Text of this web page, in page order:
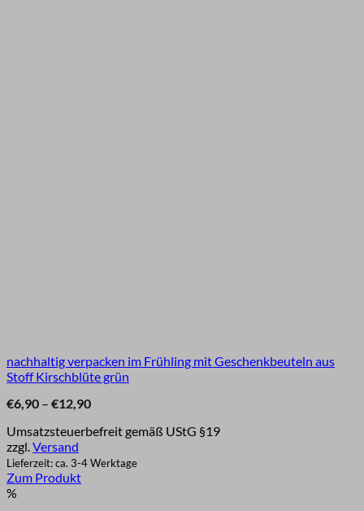
nachhaltig verpacken im Frühling mit Geschenkbeuteln aus
Stoff Kirschblüte grün
€6,90 – €12,90Preisspanne:
bis
€12,90
Umsatzsteuerbefreit gemäß UStG §19
zzgl.Versand
Lieferzeit: ca. 3-4 Werktage
Zum Produkt
Dieses
%